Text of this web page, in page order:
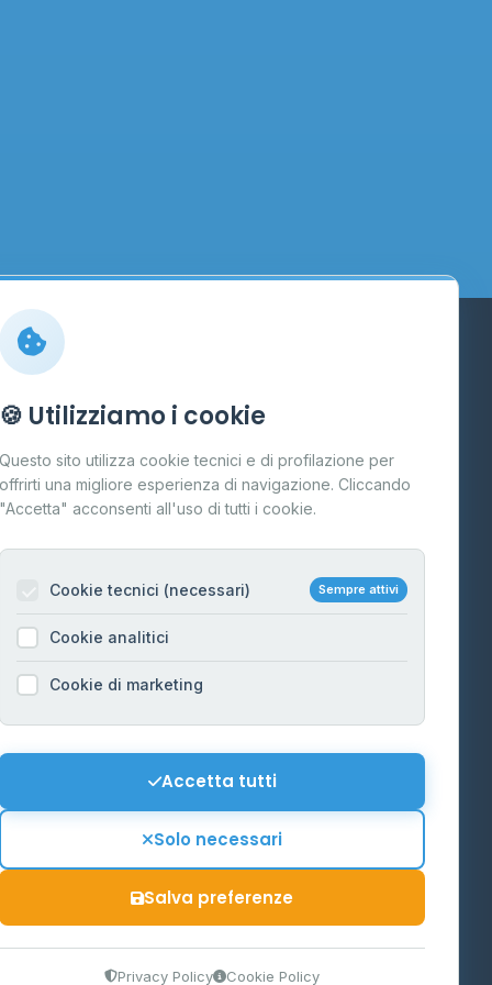
Alto
Contatti
Per gestori
Informazioni legali
Privacy Policy
Cookie Policy
Mappa del sito
Contattaci
🍪 Utilizziamo i cookie
Questo sito utilizza cookie tecnici e di profilazione per
offrirti una migliore esperienza di navigazione. Cliccando
"Accetta" acconsenti all'uso di tutti i cookie.
Cookie tecnici (necessari) Sempre attivi
Cookie analitici
Cookie di marketing
Accetta tutti
Solo necessari
Salva preferenze
Privacy Policy Cookie Policy